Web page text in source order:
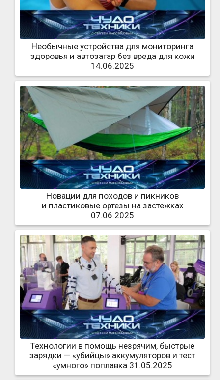
Необычные устройства для мониторинга
здоровья и автозагар без вреда для кожи
14.06.2025
Новации для походов и пикников
и пластиковые ортезы на застежках
07.06.2025
Технологии в помощь незрячим, быстрые
зарядки — «убийцы» аккумуляторов и тест
«умного» поплавка 31.05.2025